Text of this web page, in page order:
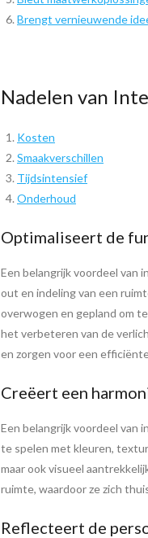
Brengt vernieuwende
Nadelen van
Kosten
Smaakverschillen
Tijdsintensief
Onderhoud
Optimaliseert de
Een belangrijk voordeel
out en indeling van een
overwogen en gepland om
het verbeteren van de
en zorgen voor een
Creëert een
Een belangrijk voordeel van
te spelen met kleuren,
maar ook visueel
ruimte, waardoor ze zich
Reflecteert de